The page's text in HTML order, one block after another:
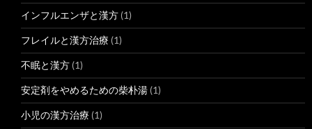
インフルエンザと漢方 (1)
フレイルと漢方治療 (1)
不眠と漢方 (1)
安定剤をやめるための柴朴湯 (1)
小児の漢方治療 (1)